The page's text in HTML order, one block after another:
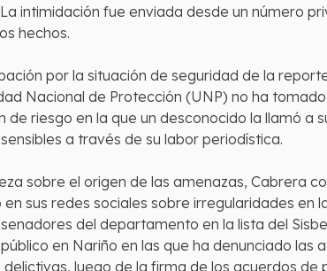
intimidación fue enviada desde un número
hechos.
por la situación de seguridad de la
Nacional de Protección (UNP) no ha
riesgo en la que un desconocido la llamó a
a través de su labor periodística.
sobre el origen de las amenazas, Cabrera
sus redes sociales sobre irregularidades
del departamento en la lista del
en Nariño en las que ha denunciado
luego de la firma de los acuerdos de